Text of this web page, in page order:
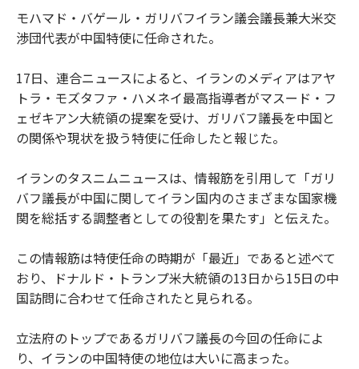
モハマド・バゲール・ガリバフイラン議会議長兼大米交
渉団代表が中国特使に任命された。
17日、連合ニュースによると、イランのメディアはアヤ
トラ・モズタファ・ハメネイ最高指導者がマスード・フ
ェゼキアン大統領の提案を受け、ガリバフ議長を中国と
の関係や現状を扱う特使に任命したと報じた。
イランのタスニムニュースは、情報筋を引用して「ガリ
バフ議長が中国に関してイラン国内のさまざまな国家機
関を総括する調整者としての役割を果たす」と伝えた。
この情報筋は特使任命の時期が「最近」であると述べて
おり、ドナルド・トランプ米大統領の13日から15日の中
国訪問に合わせて任命されたと見られる。
立法府のトップであるガリバフ議長の今回の任命によ
り、イランの中国特使の地位は大いに高まった。